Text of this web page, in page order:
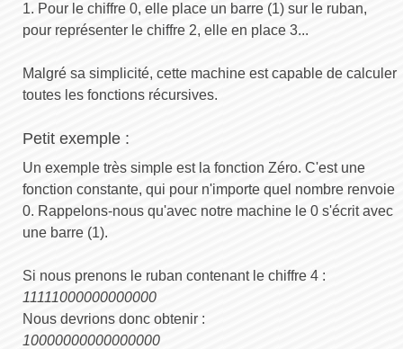
1. Pour le chiffre 0, elle place un barre (1) sur le ruban,
pour représenter le chiffre 2, elle en place 3...
Malgré sa simplicité, cette machine est capable de calculer
toutes les fonctions récursives.
Petit exemple :
Un exemple très simple est la fonction Zéro. C'est une
fonction constante, qui pour n'importe quel nombre renvoie
0. Rappelons-nous qu'avec notre machine le 0 s'écrit avec
une barre (1).
Si nous prenons le ruban contenant le chiffre 4 :
11111000000000000
Nous devrions donc obtenir :
10000000000000000